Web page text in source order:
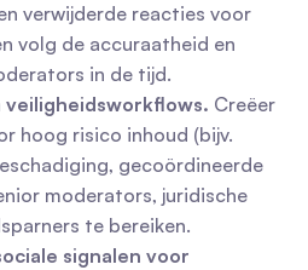
verwijderde reacties voor
volg de accuraatheid en
in de tijd.
veiligheidsworkflows. Creëer
hoog risico inhoud (bijv.
gecoördineerde
moderators, juridische
te bereiken.
signalen voor